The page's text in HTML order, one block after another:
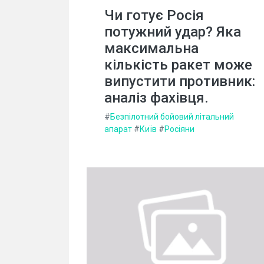
Чи готує Росія
потужний удар? Яка
максимальна
кількість ракет може
випустити противник:
аналіз фахівця.
#Безпілотний бойовий літальний
апарат #Київ #Росіяни